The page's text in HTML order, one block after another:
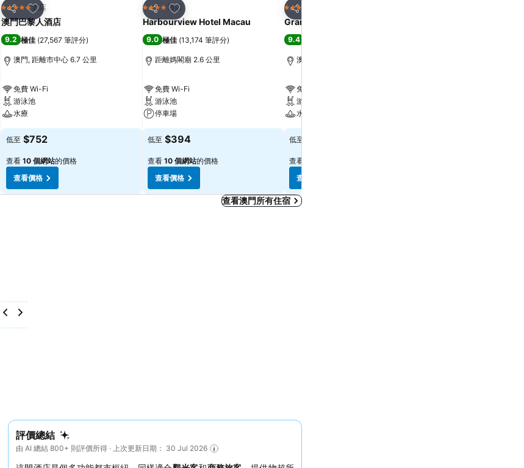
分享
放到收藏夾
5 星級 酒店
澳門巴黎人酒店
9.2 極佳 (27,567 筆評分)
澳門, 距離市中心 6.7 公里
免費 Wi-Fi
游泳池
水療
低至 $752
查看 10 個網站的價格
查看價格
分享
放到收藏夾
4 星級 酒店
Harbourview Hotel Macau
9.0 極佳 (13,174 筆評分)
距離媽閣廟 2.6 公里
免費 Wi-Fi
游泳池
停車場
低至 $394
查看 10 個網站的價格
查看價格
分享
5 星級
Grand Lisboa Palace Macau
9.4
澳門, 距離市中心 7.0 公里
免費 Wi-Fi
游泳池
水療
低至
查看
查看價格
查看澳門所有住宿
評價總結
由 AI 總結 800+ 則評價所得 · 上次更新日期： 30 Jul 2026